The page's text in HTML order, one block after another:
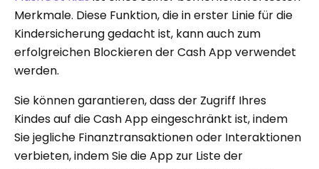
Merkmale. Diese Funktion, die in erster Linie für die
Kindersicherung gedacht ist, kann auch zum
erfolgreichen Blockieren der Cash App verwendet
werden.
Sie können garantieren, dass der Zugriff Ihres
Kindes auf die Cash App eingeschränkt ist, indem
Sie jegliche Finanztransaktionen oder Interaktionen
verbieten, indem Sie die App zur Liste der